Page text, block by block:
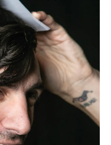
es libre. Sólo tenés
para
MU